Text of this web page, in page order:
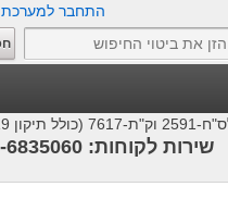
התחבר למערכת
תיקון 119)
שירות לקוחות: 03-6835060